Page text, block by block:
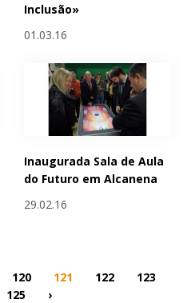
Inclusão»
01.03.16
Inaugurada Sala de Aula
do Futuro em Alcanena
29.02.16
120 121 122
123
125 ›